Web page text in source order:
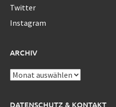
Twitter
Instagram
ARCHIV
Archiv
DATENSCHUTZ & KONTAKT